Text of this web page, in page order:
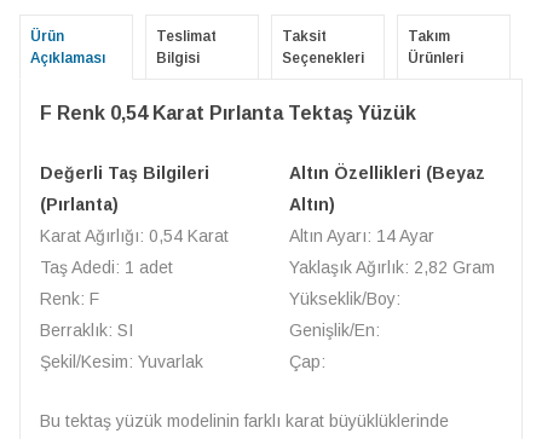
Ürün
Açıklaması
Teslimat
Bilgisi
Taksit
Seçenekleri
Takım
Ürünleri
F Renk 0,54 Karat Pırlanta Tektaş Yüzük
Değerli Taş Bilgileri
(Pırlanta)
Karat Ağırlığı: 0,54 Karat
Taş Adedi: 1 adet
Renk: F
Berraklık: SI
Şekil/Kesim: Yuvarlak
Altın Özellikleri (Beyaz
Altın)
Altın Ayarı: 14 Ayar
Yaklaşık Ağırlık: 2,82 Gram
Yükseklik/Boy:
Genişlik/En:
Çap:
Bu tektaş yüzük modelinin farklı karat büyüklüklerinde